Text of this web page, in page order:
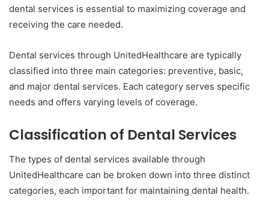
dental services is essential to maximizing coverage and
receiving the care needed.
Dental services through UnitedHealthcare are typically
classified into three main categories: preventive, basic,
and major dental services. Each category serves specific
needs and offers varying levels of coverage.
Classification of Dental Services
The types of dental services available through
UnitedHealthcare can be broken down into three distinct
categories, each important for maintaining dental health.